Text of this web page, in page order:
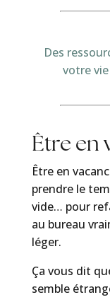
Des
votre
Être en
Être en
prendre le
vide… pour
au bureau
léger.
Ça vous dit
semble